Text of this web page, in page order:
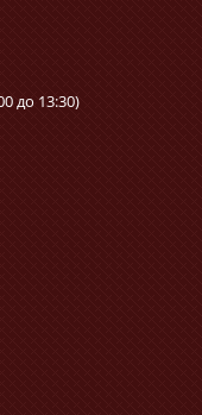
до 13:30)